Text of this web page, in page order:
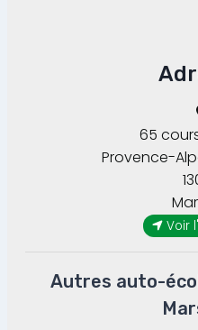
65
Provence-
Voir
Autres auto-